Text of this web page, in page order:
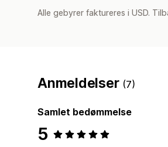
Alle gebyrer faktureres i USD.
Anmeldelser (7)
Samlet bedømmelse
5